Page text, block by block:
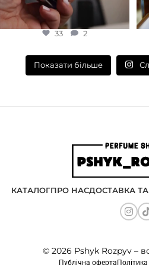
33 2
Показати більше
КАТАЛОГПРО НАСДОСТАВКА
© 2026 Pshyk Rozpyv –
Публічна оферта